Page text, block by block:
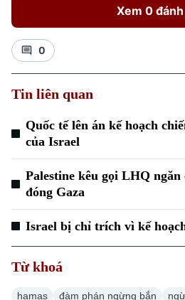
Xem 0
0
Tin liên quan
Quốc tế lên án kế hoạch
của Israel
Palestine kêu gọi LHQ
đóng Gaza
Israel bị chỉ trích vì kế
Từ khoá
hamas đàm phán ngừng bắn